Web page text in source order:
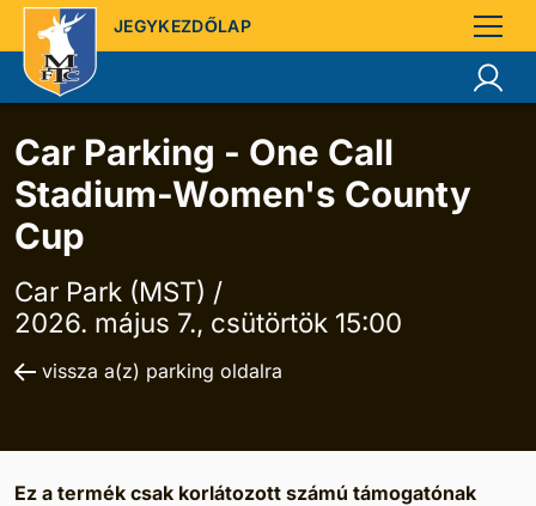
JEGYKEZDŐLAP
Car Parking - One Call
Stadium-Women's County
Cup
Car Park (MST) /
2026. május 7., csütörtök 15:00
vissza a(z) parking oldalra
Ez a termék csak korlátozott számú támogatónak